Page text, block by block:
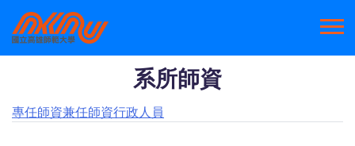
系所師資
專任師資兼任師資行政人員